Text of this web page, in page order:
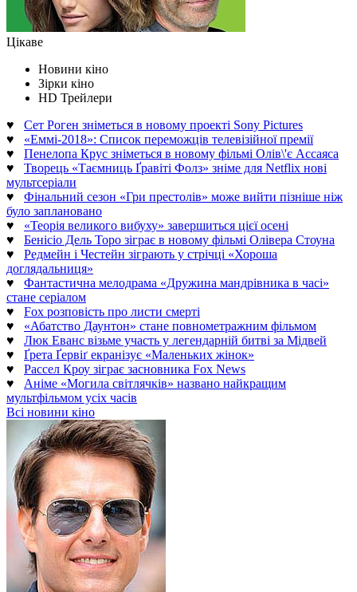
Цікаве
Новини кіно
Зірки кіно
HD Трейлери
♥ Сет Роген зніметься в новому проекті Sony Pictures
♥ «Еммі-2018»: Список переможців телевізійної премії
♥ Пенелопа Крус зніметься в новому фільмі Олів\'є Ассаяса
♥ Творець «Таємниць Ґравіті Фолз» зніме для Netflix нові
мультсеріали
♥ Фінальний сезон «Гри престолів» може вийти пізніше ніж
було заплановано
♥ «Теорія великого вибуху» завершиться цієї осені
♥ Бенісіо Дель Торо зіграє в новому фільмі Олівера Стоуна
♥ Редмейн і Честейн зіграють у стрічці «Хороша
доглядальниця»
♥ Фантастична мелодрама «Дружина мандрівника в часі»
стане серіалом
♥ Fox розповість про листи смерті
♥ «Абатство Даунтон» стане повнометражним фільмом
♥ Люк Еванс візьме участь у легендарній битві за Мідвей
♥ Ґрета Ґервіґ екранізує «Маленьких жінок»
♥ Рассел Кроу зіграє засновника Fox News
♥ Аніме «Могила світлячків» названо найкращим
мультфільмом усіх часів
Всі новини кіно